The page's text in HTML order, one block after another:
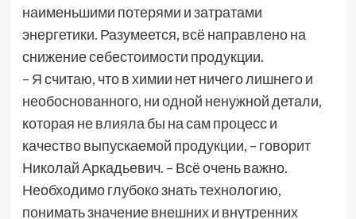
наименьшими потерями и затратами
энергетики. Разумеется, всё направлено на
снижение себестоимости продукции.
– Я считаю, что в химии нет ничего лишнего и
необоснованного, ни одной ненужной детали,
которая не влияла бы на сам процесс и
качество выпускаемой продукции, – говорит
Николай Аркадьевич. – Всё очень важно.
Необходимо глубоко знать технологию,
понимать значение внешних и внутренних